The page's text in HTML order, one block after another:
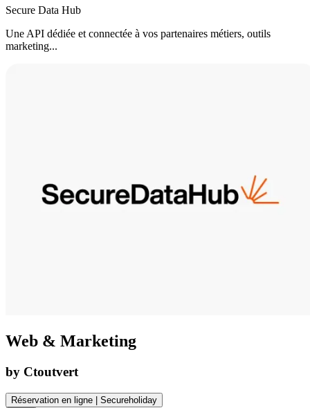
Secure Data Hub
Une API dédiée et connectée à vos partenaires métiers, outils
marketing...
Web & Marketing
by Ctoutvert
Réservation en ligne | Secureholiday